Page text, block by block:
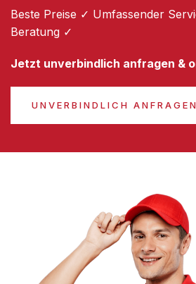
Beste Preise ✓ Umfassender
Beratung ✓
Jetzt unverbindlich anfragen &
UNVERBINDLICH ANFRAGEN